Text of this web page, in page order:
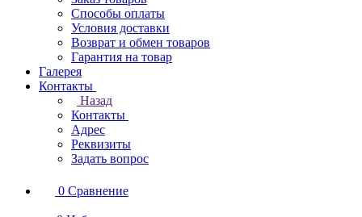
Способы оплаты
Условия доставки
Возврат и обмен товаров
Гарантия на товар
Галерея
Контакты
Назад
Контакты
Адрес
Реквизиты
Задать вопрос
0 Сравнение